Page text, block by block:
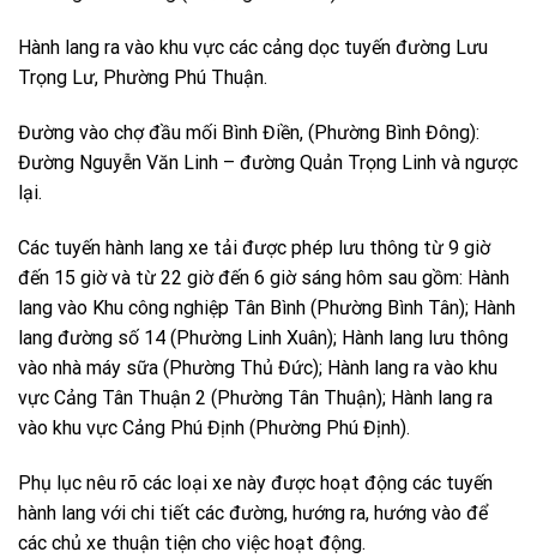
Hành lang ra vào khu vực các cảng dọc tuyến đường Lưu
Trọng Lư, Phường Phú Thuận.
Đường vào chợ đầu mối Bình Điền, (Phường Bình Đông):
Đường Nguyễn Văn Linh – đường Quản Trọng Linh và ngược
lại.
Các tuyến hành lang xe tải được phép lưu thông từ 9 giờ
đến 15 giờ và từ 22 giờ đến 6 giờ sáng hôm sau gồm: Hành
lang vào Khu công nghiệp Tân Bình (Phường Bình Tân); Hành
lang đường số 14 (Phường Linh Xuân); Hành lang lưu thông
vào nhà máy sữa (Phường Thủ Đức); Hành lang ra vào khu
vực Cảng Tân Thuận 2 (Phường Tân Thuận); Hành lang ra
vào khu vực Cảng Phú Định (Phường Phú Định).
Phụ lục nêu rõ các loại xe này được hoạt động các tuyến
hành lang với chi tiết các đường, hướng ra, hướng vào để
các chủ xe thuận tiện cho việc hoạt động.